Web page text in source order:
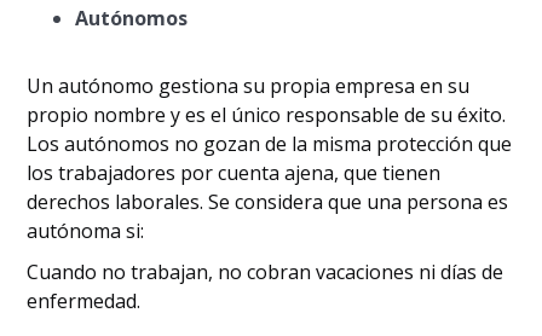
Autónomos
Un autónomo gestiona su propia empresa en su
propio nombre y es el único responsable de su éxito.
Los autónomos no gozan de la misma protección que
los trabajadores por cuenta ajena, que tienen
derechos laborales. Se considera que una persona es
autónoma si:
Cuando no trabajan, no cobran vacaciones ni días de
enfermedad.